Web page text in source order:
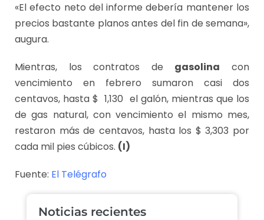
«El efecto neto del informe debería mantener los
precios bastante planos antes del fin de semana»,
augura.
Mientras, los contratos de gasolina con
vencimiento en febrero sumaron casi dos
centavos, hasta $ 1,130 el galón, mientras que los
de gas natural, con vencimiento el mismo mes,
restaron más de centavos, hasta los $ 3,303 por
cada mil pies cúbicos. (I)
Fuente: El Telégrafo
Noticias recientes